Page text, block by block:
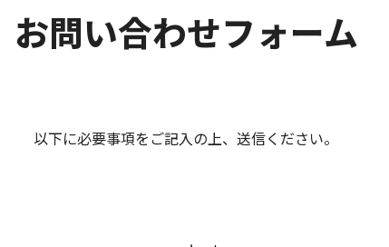
お問い合わせフォーム
以下に必要事項をご記入の上、送信ください。